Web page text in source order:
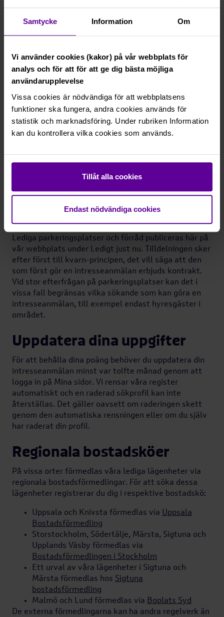
Samtycke Information Om
Vi använder cookies (kakor) på vår webbplats för
analys och för att för att ge dig bästa möjliga
användarupplevelse
Vissa cookies är nödvändiga för att webbplatsens
funktioner ska fungera, andra cookies används för
statistik och marknadsföring. Under rubriken Information
kan du kontrollera vilka cookies som används.
Tillåt alla cookies
Endast nödvändiga cookies
lägenheter, studentlägenheter, parkering eller
förråd som matchar din intresseanmälan
Fördelning av parkering och
Lediga parkeringsplatser och förråd publiceras här på
vår webbplats under Ledigt just nu. Tilldelningen sker
efter först till kvarn-principen, det vill säga att den
som först gör en intresseanmälan erbjuds kontrakt.
Vid stor efterfrågan på parkeringsplatser kan det i
vissa fall begränsas vilka sökande som kan göra en
intresseanmälan, till exempel endast hyresgäster i
området.
Uppdatera dina uppgifter
För att behålla dina poäng behöver du uppdatera din
intresseanmälan minst var tolfte månad genom att
logga in på Mina sidor. Vi rensar våra register
automatiskt och en raderad sökprofil kan inte
återställas. Det gäller oavsett om raderingen skett
genom den automatiska rensningen eller om du själv
har raderat din profil.
Regionala bostadsköer
På vissa orter förmedlas våra lediga lägenheter via
regionala bostadsförmedlingar. För att söka dessa
lägenheter registrerar du dig i respektive bostadskö:
Uppsala och Knivsta förmedlas via Uppsala
Bostadsförmedling
Storstockholm, Södertälje, Märsta, Sigtuna och
Upplands Väsby förmedlas via
Bostadsförmedlingen i Stockholm
Ett urval av våra lägenheter i Sigtuna och
Märsta förmedlas hos Sigtuna
bostadsförmedling
Malmö och Lund förmedlas via Boplats Syd
De externa förmedlingarna kan ha andra regelverk än